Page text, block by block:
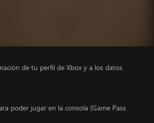
de tu perfil de Xbox y a los datos
poder jugar en la consola (Game Pass